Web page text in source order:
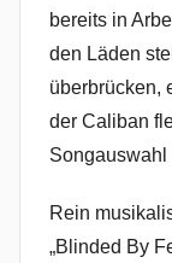
bereits in
den Läden
überbrücken,
der Caliban
Songauswahl
Rein
„Blinded By